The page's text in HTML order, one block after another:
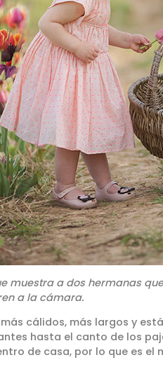
muestra a dos hermanas
a la cámara.
cálidos, más largos y
hasta el canto de los
de casa, por lo que es